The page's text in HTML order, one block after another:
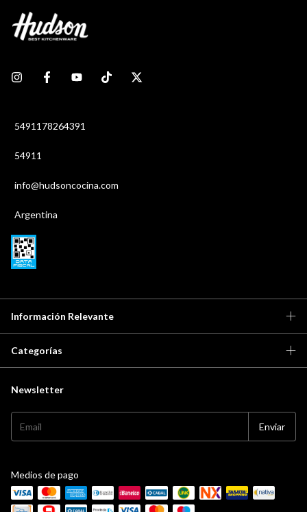
5491178264391
54911
info@hudsoncocina.com
Argentina
Información Relevante
Categorías
Newsletter
Medios de pago